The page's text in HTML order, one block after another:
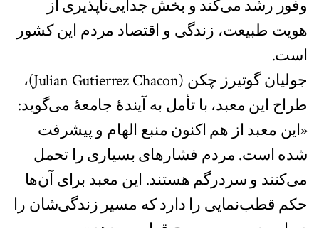
وفور رشد می‌کند و بخش جدایی‌ناپذیری از
هویت طبیعت، زندگی و اقتصاد مردم این کشور
است.
جولیان گوتیرز چکن (Julian Gutierrez Chacon)،
طراح این معبد، با تأمل به آیندۀ جامعۀ می‌گوید:
«این معبد از هم اکنون منبع الهام و پیشرفت
شده است. مردم فشارهای بسیاری را تحمل
می‌کنند و سردرگم هستند. این معبد برای آن‌ها
حکم قطب‌نمایی را دارد که مسیر زندگی‌شان را